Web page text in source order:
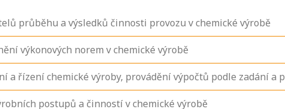
průběhu a výsledků činnosti provozu v chemické výrobě
výkonových norem v chemické výrobě
a řízení chemické výroby, provádění výpočtů podle zadání a
postupů a činností v chemické výrobě